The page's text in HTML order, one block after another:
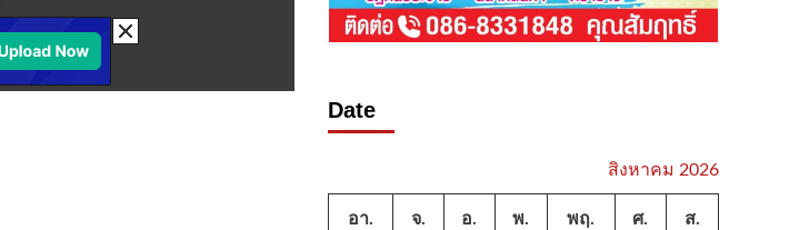
Date
สิงหาคม 2026
อา. จ. อ. พ. พฤ. ศ. ส.